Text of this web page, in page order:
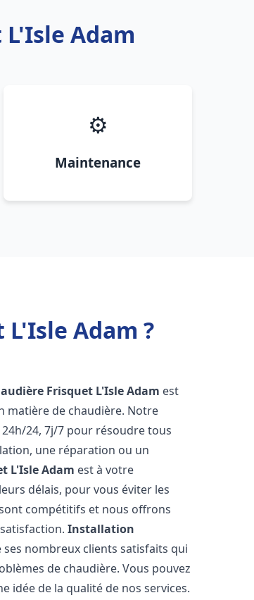
Adam
⚙️
Maintenance
Adam ?
Frisquet L'Isle Adam est
matière de chaudière. Notre
24, 7j/7 pour résoudre tous
une réparation ou un
L'Isle Adam est à votre
délais, pour vous éviter les
compétitifs et nous offrons
Installation
ses nombreux clients satisfaits qui
de chaudière. Vous pouvez
idée de la qualité de nos services.